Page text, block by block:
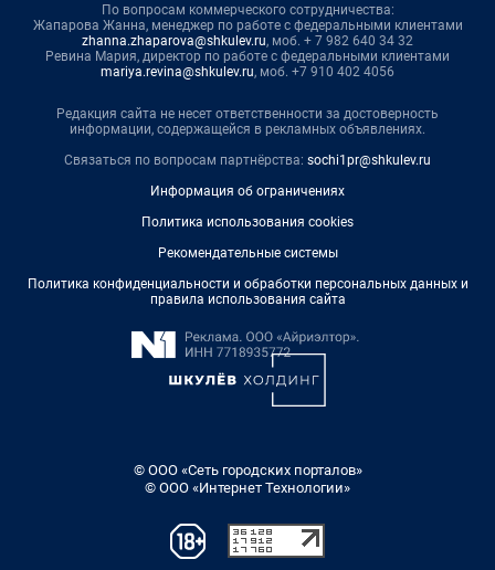
По вопросам коммерческого сотрудничества:
Жапарова Жанна, менеджер по работе с федеральными клиентами
zhanna.zhaparova@shkulev.ru, моб. + 7 982 640 34 32
Ревина Мария, директор по работе с федеральными клиентами
mariya.revina@shkulev.ru, моб. +7 910 402 4056
Редакция сайта не несет ответственности за достоверность
информации, содержащейся в рекламных объявлениях.
Связаться по вопросам партнёрства: sochi1pr@shkulev.ru
Информация об ограничениях
Политика использования cookies
Рекомендательные системы
Политика конфиденциальности и обработки персональных данных и
правила использования сайта
© ООО «Сеть городских порталов»
© ООО «Интернет Технологии»